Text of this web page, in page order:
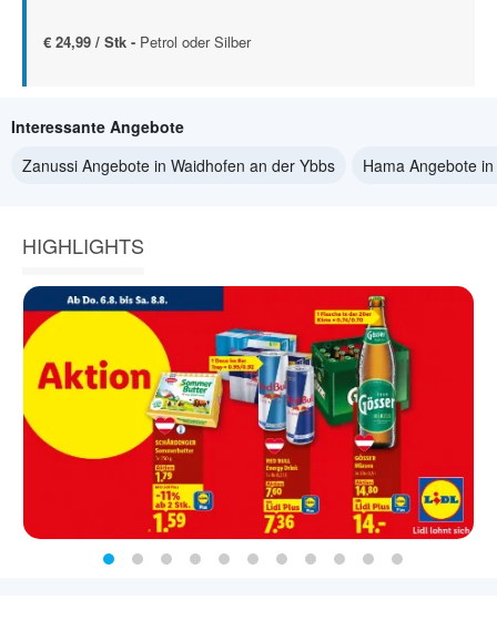
€ 24,99 / Stk - Petrol oder Silber
Interessante Angebote
Zanussi Angebote in Waidhofen an der Ybbs
Hama Angebote
HIGHLIGHTS